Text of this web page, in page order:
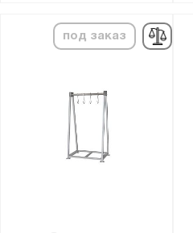
под заказ
PROFI
Показать